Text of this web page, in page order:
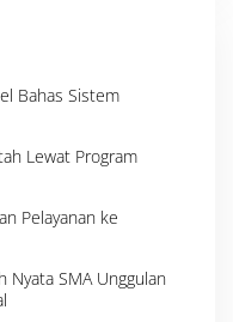
Bahas Sistem
Lewat Program
Pelayanan ke
Nyata SMA Unggulan